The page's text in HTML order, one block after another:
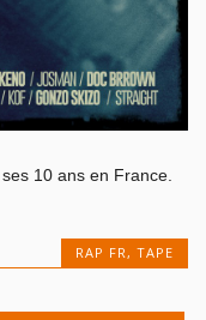
10 ans en France.
RAP FR, TAPE